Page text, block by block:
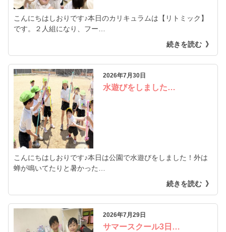
こんにちはしおりです♪本日のカリキュラムは【リトミック】
です。２人組になり、フー…
続きを読む
2026年7月30日
水遊びをしました…
こんにちはしおりです♪本日は公園で水遊びをしました！外は
蝉が鳴いてたりと暑かった…
続きを読む
2026年7月29日
サマースクール3日…